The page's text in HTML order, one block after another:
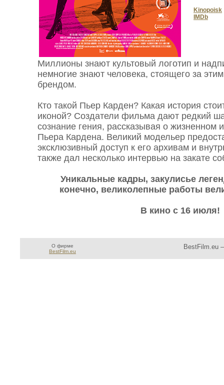
Kinopoisk
IMDb
Миллионы знают культовый логотип и
немногие знают человека, стоящего за
брендом.
Кто такой Пьер Карден? Какая история
иконой? Создатели фильма дают редкий
сознание гения, рассказывая о жизненном
Пьера Кардена. Великий модельер
эксклюзивный доступ к его архивам и
также дал несколько интервью на закате
Уникальные кадры, закулисье
конечно, великолепные работы
В кино с 16 июля!
О фирме
BestFilm.eu
BestFilm.eu